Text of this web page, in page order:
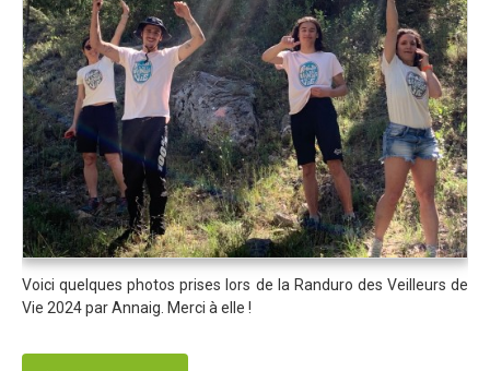
Blog 2015
Résultats
Vidéos
Photos
Partenaires
Edition 2014
Blog 2014
Résultats
Voici quelques photos prises lors de la Randuro des Veilleurs de
Vie 2024 par Annaig. Merci à elle !